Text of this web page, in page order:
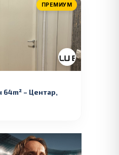
ПРЕМИУМ
– Центар,